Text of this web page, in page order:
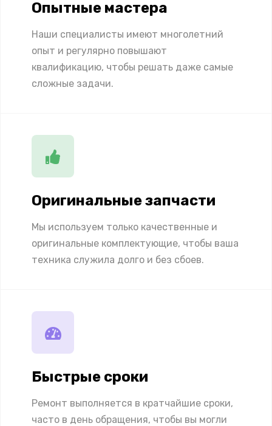
Опытные мастера
Наши специалисты имеют многолетний
опыт и регулярно повышают
квалификацию, чтобы решать даже самые
сложные задачи.
Оригинальные запчасти
Мы используем только качественные и
оригинальные комплектующие, чтобы ваша
техника служила долго и без сбоев.
Быстрые сроки
Ремонт выполняется в кратчайшие сроки,
часто в день обращения, чтобы вы могли